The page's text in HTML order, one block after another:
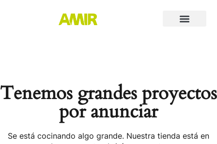
Tenemos grandes proyectos
por anunciar
Se está cocinando algo grande. Nuestra tienda está en